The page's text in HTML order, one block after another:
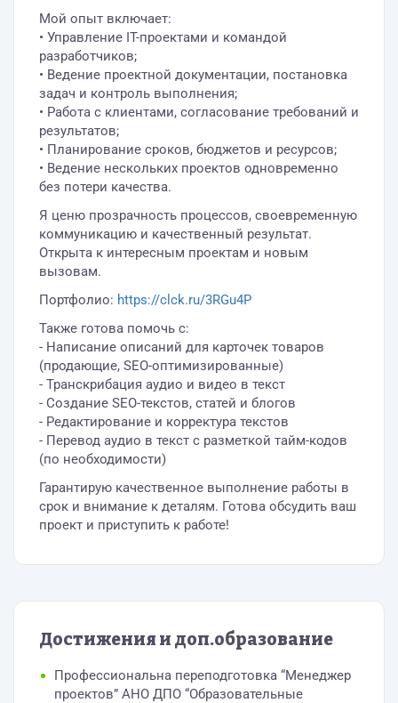
Мой опыт включает:
• Управление IT-проектами и командой
разработчиков;
• Ведение проектной документации, постановка
задач и контроль выполнения;
• Работа с клиентами, согласование требований и
результатов;
• Планирование сроков, бюджетов и ресурсов;
• Ведение нескольких проектов одновременно
без потери качества.
Я ценю прозрачность процессов, своевременную
коммуникацию и качественный результат.
Открыта к интересным проектам и новым
вызовам.
Портфолио: https://clck.ru/3RGu4P
Также готова помочь с:
- Написание описаний для карточек товаров
(продающие, SEO-оптимизированные)
- Транскрибация аудио и видео в текст
- Создание SEO-текстов, статей и блогов
- Редактирование и корректура текстов
- Перевод аудио в текст с разметкой тайм-кодов
(по необходимости)
Гарантирую качественное выполнение работы в
срок и внимание к деталям. Готова обсудить ваш
проект и приступить к работе!
Достижения и доп.образование
Профессиональна переподготовка “Менеджер
проектов” АНО ДПО “Образовательные